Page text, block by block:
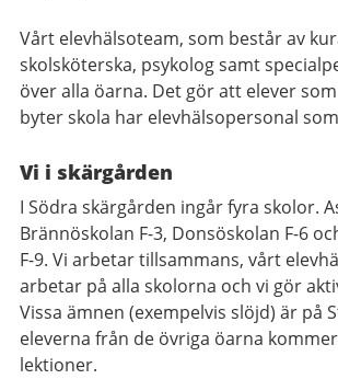
Vårt elevhälsoteam, som består av
skolsköterska, psykolog samt
över alla öarna. Det gör att elever
byter skola har elevhälsopersonal
Vi i skärgården
I Södra skärgården ingår fyra skolor.
Brännöskolan F-3, Donsöskolan F-6
F-9. Vi arbetar tillsammans, vårt
arbetar på alla skolorna och vi gör
Vissa ämnen (exempelvis slöjd) är på
eleverna från de övriga öarna
lektioner.